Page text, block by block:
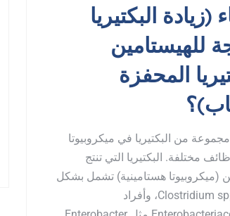
(زيادة البكتيريا
للهيستامين
المحفزة
من البكتيريا في ميكروبيوتا
مختلفة. البكتيريا التي تنتج
(ميكروبيوتا هستامينية) تشمل بشكل
رئيسي: Clostridium spp، وأفراد